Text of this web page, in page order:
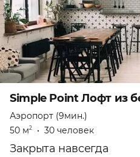
Simple Point Лофт из
Аэропорт (9мин.)
50 м2 • 30 человек
Закрыта навсегда